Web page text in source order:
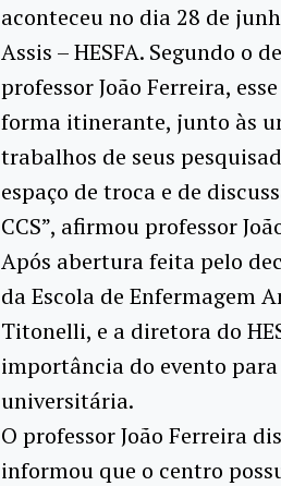
aconteceu no dia 28 de
Assis – HESFA. Segundo o
professor João Ferreira,
forma itinerante, junto às
trabalhos de seus
espaço de troca e de
CCS”, afirmou professor
Após abertura feita pelo
da Escola de Enfermagem
Titonelli, e a diretora do
importância do evento
universitária.
O professor João Ferreira
informou que o centro